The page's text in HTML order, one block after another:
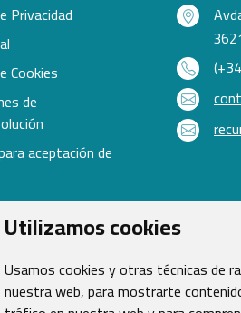
Utilizamos cookies
Usamos cookies y otras técnicas de
nuestra web, para mostrarte
Privacidad
Cookies
de
aceptación de